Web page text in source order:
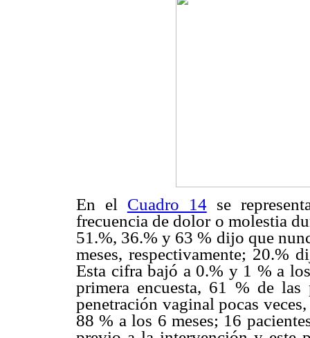
En el Cuadro 14se
frecuencia de dolor o molestia
51.%, 36.% y 63 % dijo que
meses, respectivamente; 20.%
Esta cifra bajó a 0.% y 1 % a
primera encuesta, 61 % de las
penetración vaginal pocas
88 % a los 6 meses; 16